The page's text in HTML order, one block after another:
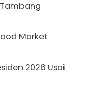
Tambang
Market
2026 Usai